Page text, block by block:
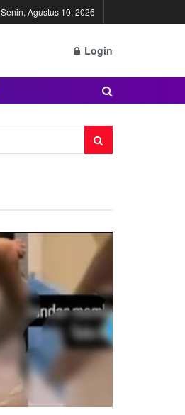
Senin, Agustus 10, 2026
Login